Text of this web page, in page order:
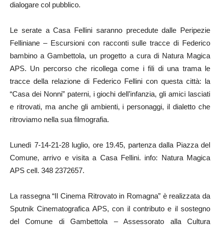
dialogare col pubblico.
Le serate a Casa Fellini saranno precedute dalle Peripezie
Felliniane – Escursioni con racconti sulle tracce di Federico
bambino a Gambettola, un progetto a cura di Natura Magica
APS. Un percorso che ricollega come i fili di una trama le
tracce della relazione di Federico Fellini con questa città: la
“Casa dei Nonni” paterni, i giochi dell’infanzia, gli amici lasciati
e ritrovati, ma anche gli ambienti, i personaggi, il dialetto che
ritroviamo nella sua filmografia.
Lunedì 7-14-21-28 luglio, ore 19.45, partenza dalla Piazza del
Comune, arrivo e visita a Casa Fellini. info: Natura Magica
APS cell. 348 2372657.
La rassegna “Il Cinema Ritrovato in Romagna” è realizzata da
Sputnik Cinematografica APS, con il contributo e il sostegno
del Comune di Gambettola – Assessorato alla Cultura